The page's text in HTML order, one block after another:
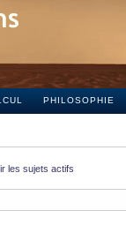
PHILOSOPHIE
les sujets actifs